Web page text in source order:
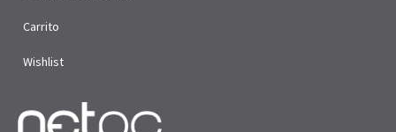
Carrito
Wishlist